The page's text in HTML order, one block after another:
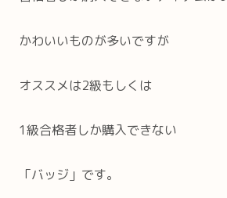
かわいいものが多いですが
オススメは2級もしくは
1級合格者しか購入できない
「バッジ」です。